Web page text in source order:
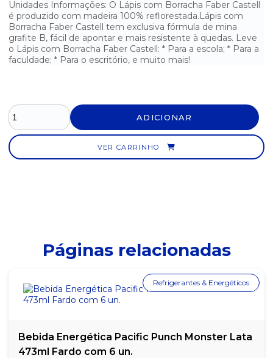
PINCEL PARA QUADRO BRANCO KAZ - AZUL
PINCEL PARA QUADRO BRANCO KAZ - PRETO
PINCEL PARA QUADRO BRANCO KAZ - VERMELHO
Unidades Informações: O Lápis com Borracha Faber Castell
é produzido com madeira 100% reflorestada.Lápis com
Borracha Faber Castell tem exclusiva fórmula de mina
grafite B, fácil de apontar e mais resistente à quedas. Leve
o Lápis com Borracha Faber Castell: * Para a escola; * Para a
faculdade; * Para o escritório, e muito mais!
ADICIONAR
VER CARRINHO
Páginas relacionadas
Bebida Energética Pacific Punch Monster Lata
473ml Fardo com 6 un.
Refrigerantes & Energéticos